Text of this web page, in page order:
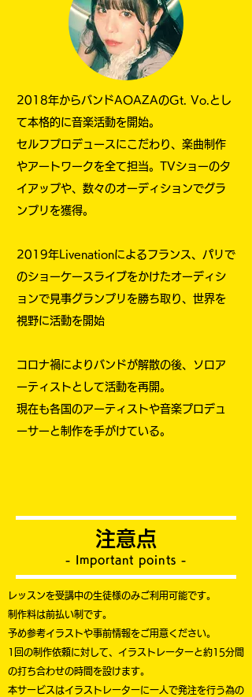
2018年からバンドAOAZAのGt. Vo.とし
て本格的に音楽活動を開始。
セルフプロデュースにこだわり、楽曲制作
やアートワークを全て担当。TVショーのタ
イアップや、数々のオーディションでグラ
ンプリを獲得。
2019年Livenationによるフランス、パリで
のショーケースライブをかけたオーディシ
ョンで見事グランプリを勝ち取り、世界を
視野に活動を開始
コロナ禍によりバンドが解散の後、ソロア
ーティストとして活動を再開。
​現在も各国のアーティストや音楽プロデュ
ーサーと制作を手がけている。
注意点
- Important points -
レッスンを受講中の生徒様のみご利用可能です。
制作料は前払い制です。
予め参考イラストや事前情報をご用意ください。
1回の制作依頼に対して、イラストレーターと約15分間
の打ち合わせの時間を設けます。
​本サービスはイラストレーターに一人で発注を行う為の